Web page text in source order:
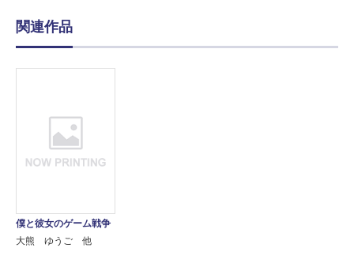
関連作品
僕と彼女のゲーム戦争
大熊 ゆうご 他